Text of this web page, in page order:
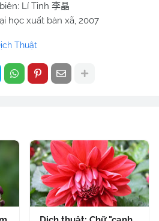
Lí Tinh 李晶
học xuất bản xã, 2007
Thuật